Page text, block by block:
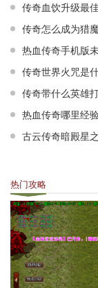
传奇血饮升级最
传奇怎么成为猎
热血传奇手机版
传奇世界火咒是
传奇带什么英雄
热血传奇哪里经
古云传奇暗殿星
热门攻略